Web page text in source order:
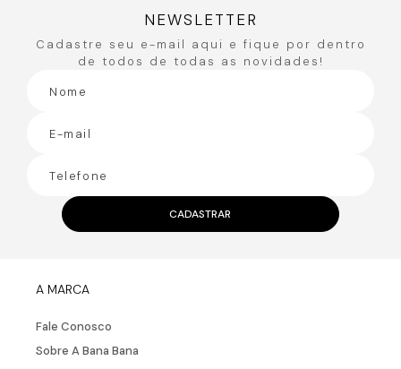
Avaliações
Faça login para escrever uma avaliação.
Mais recentes